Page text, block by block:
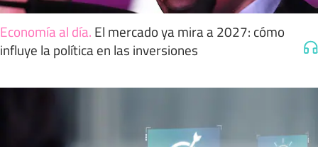
Economía al día. El mercado ya mira a 2027: cómo
influye la política en las inversiones